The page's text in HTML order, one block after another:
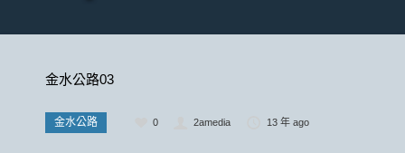
金水公路03
金水公路 0 2amedia 13 年 ago